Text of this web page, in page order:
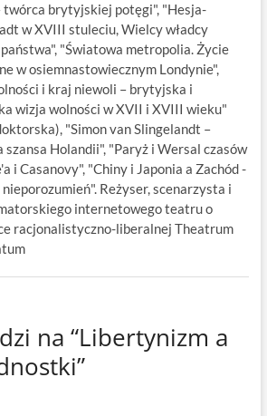
twórca brytyjskiej potęgi", "Hesja-
w XVIII stuleciu, Wielcy władcy
państwa", "Światowa metropolia. Życie
w osiemnastowiecznym Londynie",
i kraj niewoli – brytyjska i
wizja wolności w XVII i XVIII wieku"
"Simon van Slingelandt –
szansa Holandii", "Paryż i Wersal czasów
i Casanovy", "Chiny i Japonia a Zachód -
Reżyser, scenarzysta i
internetowego teatru o
racjonalistyczno-liberalnej Theatrum
na “Libertynizm a